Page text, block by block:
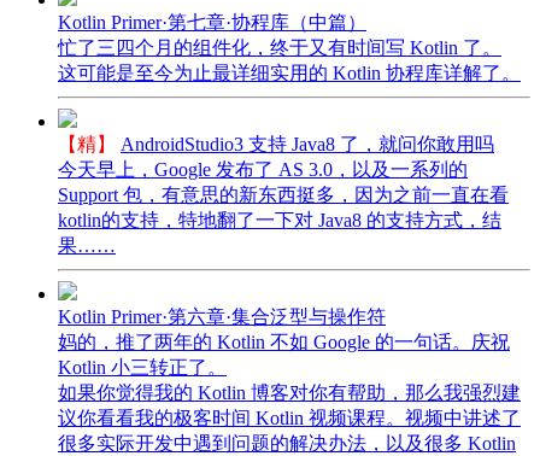
Kotlin Primer·第七章·协程库（中篇）
忙了三四个月的组件化，终于又有时间写 Kotlin 了。
这可能是至今为止最详细实用的 Kotlin 协程库详解了。
【精】
AndroidStudio3 支持 Java8 了，就问你敢用吗
今天早上，Google 发布了 AS 3.0，以及一系列的
Support 包，有意思的新东西挺多，因为之前一直在看
kotlin的支持，特地翻了一下对 Java8 的支持方式，结
果……
Kotlin Primer·第六章·集合泛型与操作符
妈的，推了两年的 Kotlin 不如 Google 的一句话。庆祝
Kotlin 小三转正了。
如果你觉得我的 Kotlin 博客对你有帮助，那么我强烈建
议你看看我的极客时间 Kotlin 视频课程。视频中讲述了
很多实际开发中遇到问题的解决办法，以及很多 Kotlin